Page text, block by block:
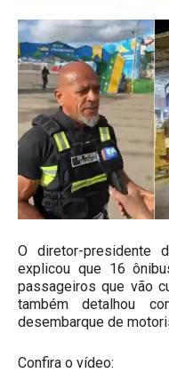
O diretor-presidente
explicou que 16
passageiros que vão
também detalhou
desembarque de
Confira o vídeo: